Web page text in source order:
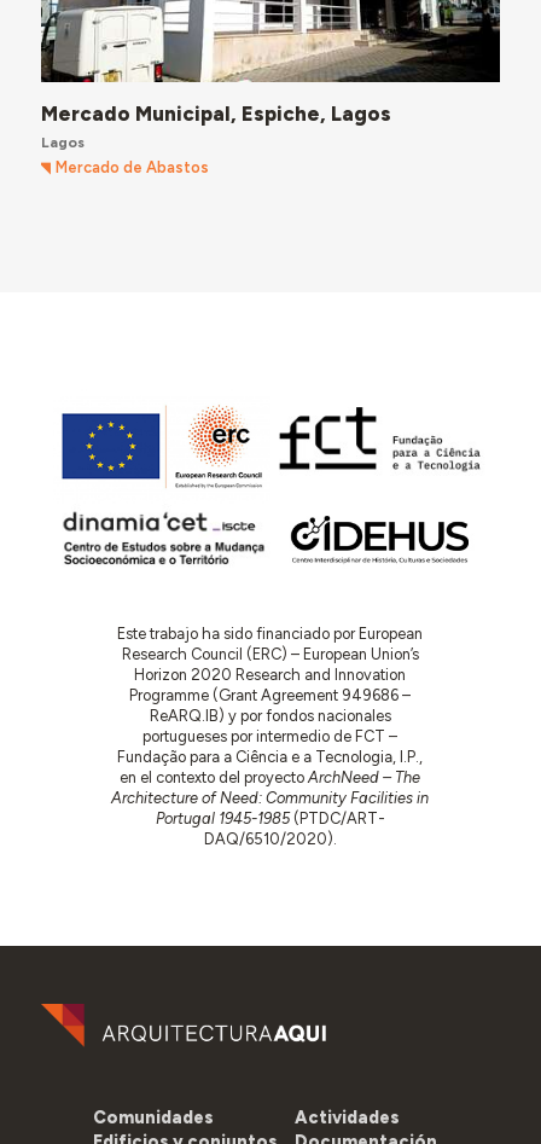
Mercado Municipal, Espiche, Lagos
Lagos
Mercado de Abastos
Este trabajo ha sido financiado por European
Research Council (ERC) – European Union’s
Horizon 2020 Research and Innovation
Programme (Grant Agreement 949686 –
ReARQ.IB) y por fondos nacionales
portugueses por intermedio de FCT –
Fundação para a Ciência e a Tecnologia, I.P.,
en el contexto del proyectoArchNeed – The
Architecture of Need: Community Facilities in
Portugal 1945-1985(PTDC/ART-
DAQ/6510/2020).
Comunidades
Actividades